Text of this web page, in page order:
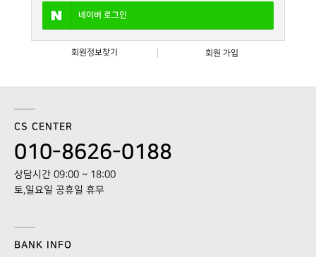
네이버 로그인
회원정보찾기 회원 가입
CS CENTER
010-8626-0188
상담시간 09:00 ~ 18:00
토,일요일 공휴일 휴무
BANK INFO